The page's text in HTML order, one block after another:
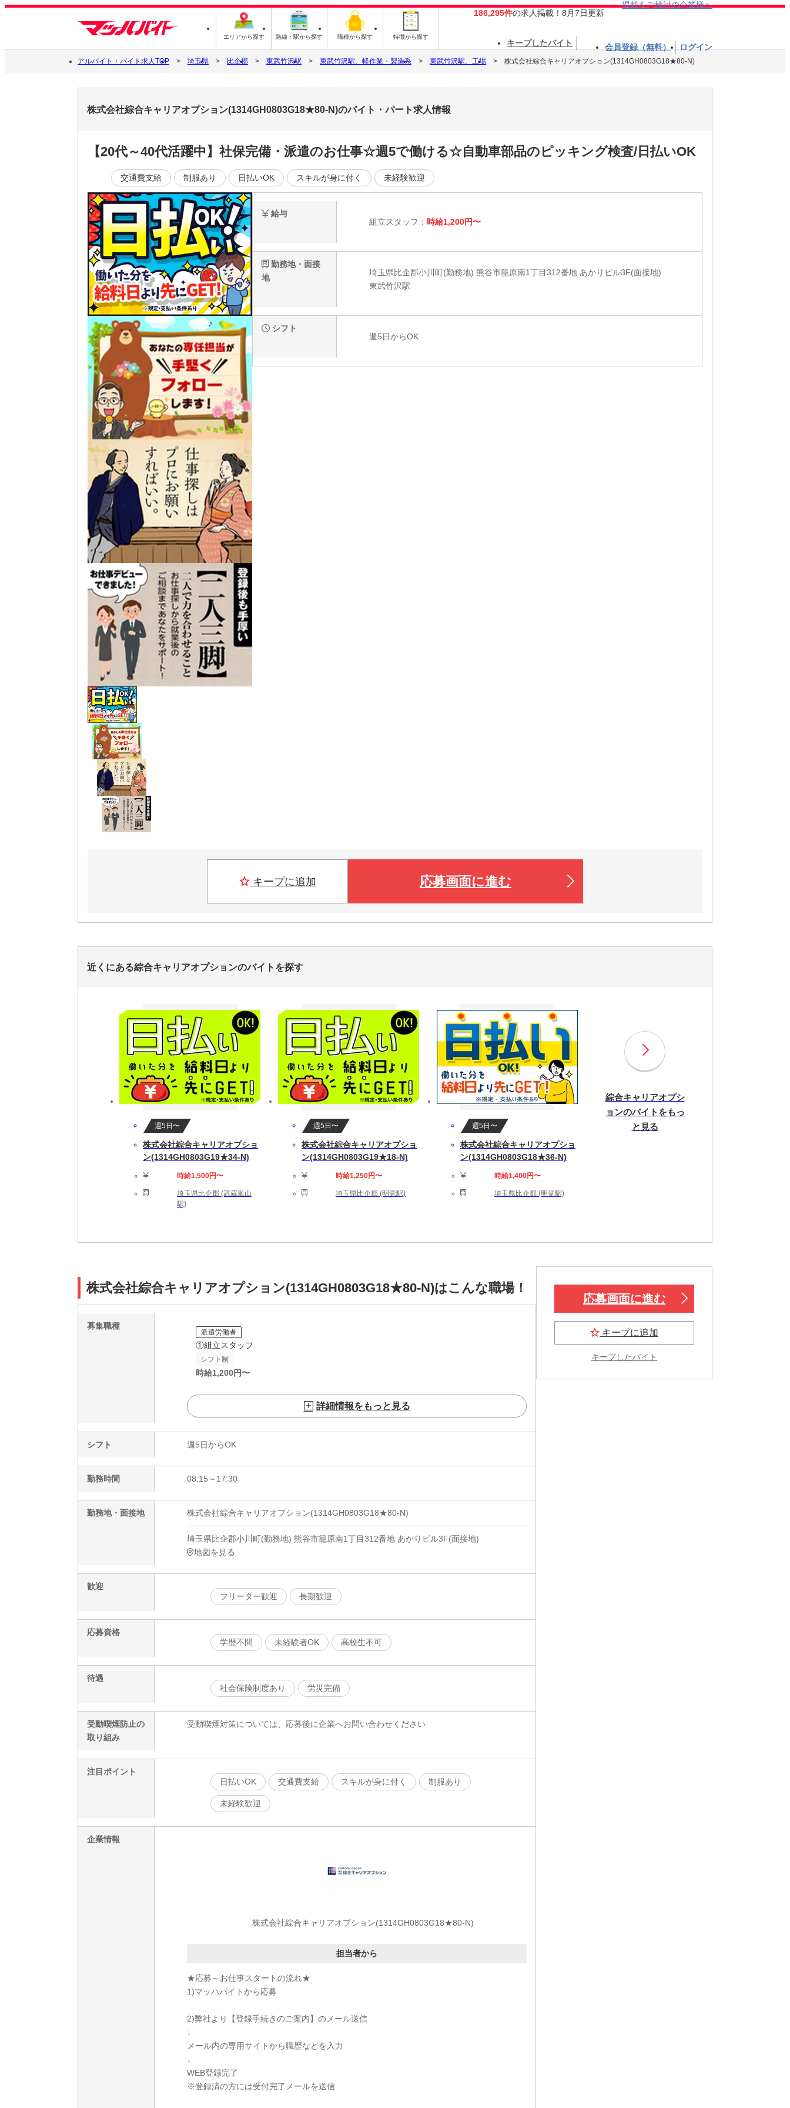
エリアから探す 路線・駅から探す 職種から探す 特徴から探す
186,295件の求人掲載！8月7日更新
掲載をご検討の企業様へ
キープしたバイト 会員登録（無料） ログイン
アルバイト・バイト求人TOP 埼玉県 比企郡 東武竹沢駅 東武竹沢駅、軽作業・製造系 東武竹沢駅、工場 株式会社綜合キャリアオプション(1314GH0803G18★80-N)
株式会社綜合キャリアオプション(1314GH0803G18★80-N)のバイト・パート求人情報
【20代～40代活躍中】社保完備・派遣のお仕事☆週5で働ける☆自動車部品のピッキング検査/日払いOK
交通費支給 制服あり 日払いOK スキルが身に付く 未経験歓迎
給与
組立スタッフ： 時給1,200円〜
勤務地・面接
地
埼玉県比企郡小川町(勤務地) 熊谷市籠原南1丁目312番地 あかりビル3F(面接地)
東武竹沢駅
シフト
週5日からOK
キープに追加 応募画面に進む
近くにある綜合キャリアオプションのバイトを探す
週5日〜
株式会社綜合キャリアオプショ
ン(1314GH0803G19★34-N)
時給1,500円〜
埼玉県比企郡 (武蔵嵐山
駅)
週5日〜
株式会社綜合キャリアオプショ
ン(1314GH0803G19★18-N)
時給1,250円〜
埼玉県比企郡 (明覚駅)
週5日〜
株式会社綜合キャリアオプショ
ン(1314GH0803G18★36-N)
時給1,400円〜
埼玉県比企郡 (明覚駅)
綜合キャリアオプシ
ョンのバイトをもっ
と見る
株式会社綜合キャリアオプション(1314GH0803G18★80-N)はこんな職場！
募集職種
派遣労働者
①組立スタッフ
シフト制
時給1,200円〜
詳細情報をもっと見る
シフト 週5日からOK
勤務時間 08:15～17:30
勤務地・面接地 株式会社綜合キャリアオプション(1314GH0803G18★80-N)
埼玉県比企郡小川町(勤務地) 熊谷市籠原南1丁目312番地 あかりビル3F(面接地)
地図を見る
歓迎
フリーター歓迎
長期歓迎
応募資格
学歴不問
未経験者OK 高校生不可
待遇
社会保険制度あり
労災完備
受動喫煙防止の
取り組み
受動喫煙対策については、応募後に企業へお問い合わせください
注目ポイント
日払いOK
交通費支給 スキルが身に付く 制服あり
未経験歓迎
企業情報
株式会社綜合キャリアオプション(1314GH0803G18★80-N)
担当者から
★応募～お仕事スタートの流れ★
1)マッハバイトから応募
2)弊社より【登録手続きのご案内】のメール送信
↓
メール内の専用サイトから職歴などを入力
↓
WEB登録完了
※登録済の方には受付完了メールを送信
応募画面に進む
キープに追加
キープしたバイト